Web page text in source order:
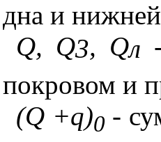
дна и
Q, Q3, Qл
покровом и
(Q+q)0 -